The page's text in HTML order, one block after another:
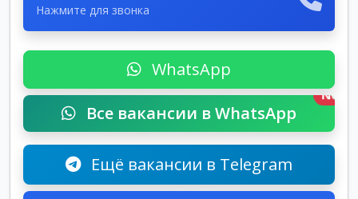
Нажмите для звонка
WhatsApp
Все вакансии в WhatsApp
New
Ещё вакансии в Telegram